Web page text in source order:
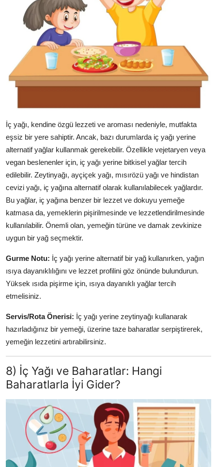
İç yağı, kendine özgü lezzeti ve aroması nedeniyle, mutfakta
eşsiz bir yere sahiptir. Ancak, bazı durumlarda iç yağı yerine
alternatif yağlar kullanmak gerekebilir. Özellikle vejetaryen veya
vegan beslenenler için, iç yağı yerine bitkisel yağlar tercih
edilebilir. Zeytinyağı, ayçiçek yağı, mısırözü yağı ve hindistan
cevizi yağı, iç yağına alternatif olarak kullanılabilecek yağlardır.
Bu yağlar, iç yağına benzer bir lezzet ve dokuyu yemeğe
katmasa da, yemeklerin pişirilmesinde ve lezzetlendirilmesinde
kullanılabilir. Önemli olan, yemeğin türüne ve damak zevkinize
uygun bir yağ seçmektir.
Gurme Notu: İç yağı yerine alternatif bir yağ kullanırken, yağın
ısıya dayanıklılığını ve lezzet profilini göz önünde bulundurun.
Yüksek ısıda pişirme için, ısıya dayanıklı yağlar tercih
etmelisiniz.
Servis/Rota Önerisi: İç yağı yerine zeytinyağı kullanarak
hazırladığınız bir yemeği, üzerine taze baharatlar serpiştirerek,
yemeğin lezzetini artırabilirsiniz.
8) İç Yağı ve Baharatlar: Hangi
Baharatlarla İyi Gider?